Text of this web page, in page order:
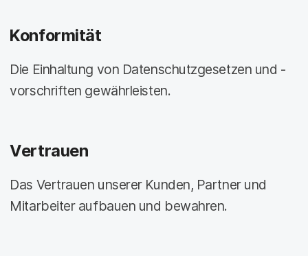
Konformität
Die Einhaltung von Datenschutzgesetzen und -
vorschriften gewährleisten.
Vertrauen
Das Vertrauen unserer Kunden, Partner und
Mitarbeiter aufbauen und bewahren.